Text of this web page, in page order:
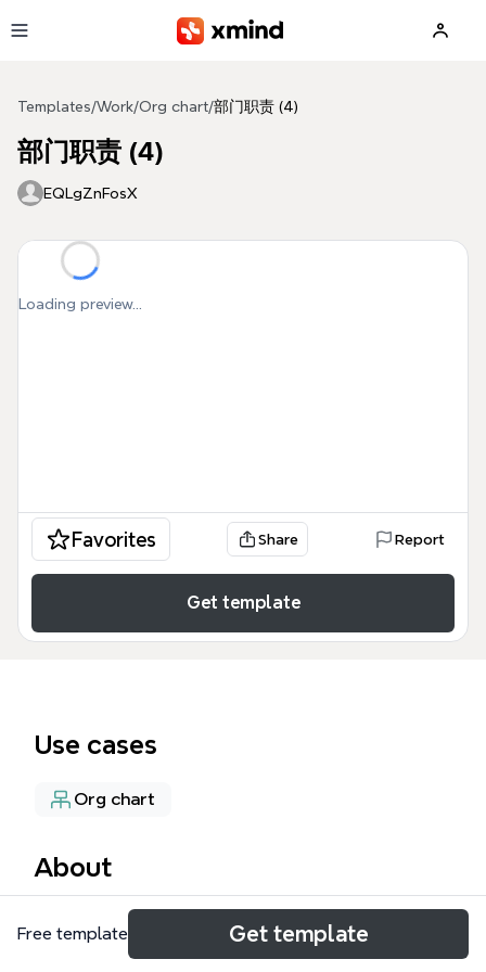
Templates/Work/Org chart/部门职责 (4)
部门职责 (4)
EQLgZnFosX
Loading preview...
Favorites Share Report
Get template
Use cases
Org chart
About
部门职责 (4) 模板是一个包含 61 个节点的专业组织架
构与职能规划工具，专为企业管理者和人力资源专家设
Free template Get template